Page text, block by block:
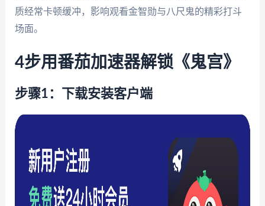
质经常卡顿缓冲，影响观看金智勋与八尺鬼的精彩打斗
场面。
4步用番茄加速器解锁《鬼宫》
步骤1：下载安装客户端